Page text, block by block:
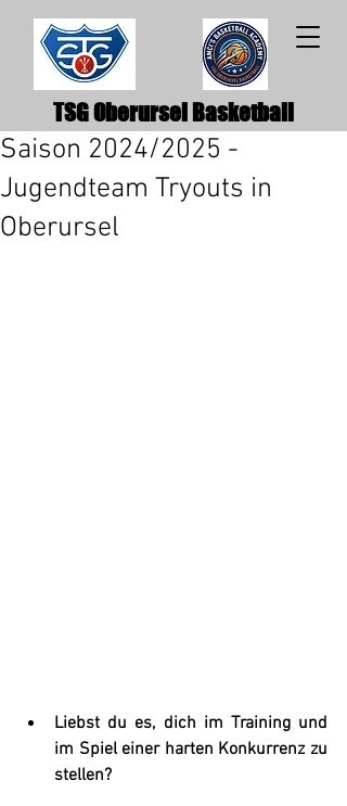
TSG Oberursel Basketball
Saison 2024/2025 -
Jugendteam Tryouts in
Oberursel
Liebst du es, dich im Training und
im Spiel einer harten Konkurrenz zu
stellen?